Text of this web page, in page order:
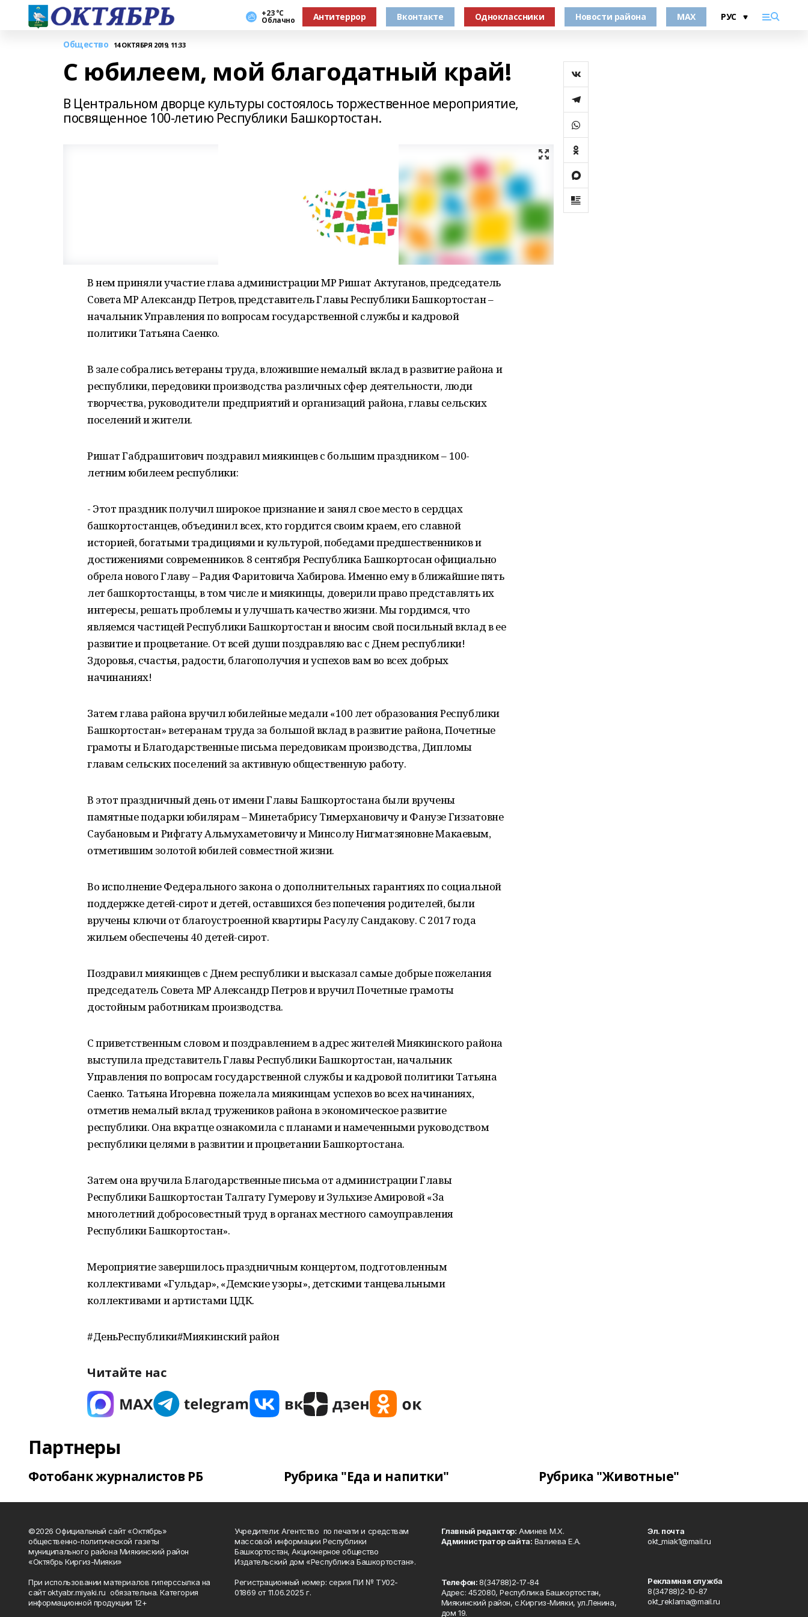
+23 °С
Облачно Антитеррор Вконтакте Одноклассники Новости района MAX
Общество 14 ОКТЯБРЯ 2019, 11:33
С юбилеем, мой благодатный край!
В Центральном дворце культуры состоялось торжественное мероприятие,
посвященное 100-летию Республики Башкортостан.
В нем приняли участие глава администрации МР Ришат Актуганов, председатель
Совета МР Александр Петров, представитель Главы Республики Башкортостан –
начальник Управления по вопросам государственной службы и кадровой
политики Татьяна Саенко.
В зале собрались ветераны труда, вложившие немалый вклад в развитие района и
республики, передовики производства различных сфер деятельности, люди
творчества, руководители предприятий и организаций района, главы сельских
поселений и жители.
Ришат Габдрашитович поздравил миякинцев с большим праздником – 100-
летним юбилеем республики:
- Этот праздник получил широкое признание и занял свое место в сердцах
башкортостанцев, объединил всех, кто гордится своим краем, его славной
историей, богатыми традициями и культурой, победами предшественников и
достижениями современников. 8 сентября Республика Башкортосан официально
обрела нового Главу – Радия Фаритовича Хабирова. Именно ему в ближайшие пять
лет башкортостанцы, в том числе и миякинцы, доверили право представлять их
интересы, решать проблемы и улучшать качество жизни. Мы гордимся, что
являемся частицей Республики Башкортостан и вносим свой посильный вклад в ее
развитие и процветание. От всей души поздравляю вас с Днем республики!
Здоровья, счастья, радости, благополучия и успехов вам во всех добрых
начинаниях!
Затем глава района вручил юбилейные медали «100 лет образования Республики
Башкортостан» ветеранам труда за большой вклад в развитие района, Почетные
грамоты и Благодарственные письма передовикам производства, Дипломы
главам сельских поселений за активную общественную работу.
В этот праздничный день от имени Главы Башкортостана были вручены
памятные подарки юбилярам – Минетабрису Тимерхановичу и Фанузе Гиззатовне
Саубановым и Рифгату Альмухаметовичу и Минсолу Нигматзяновне Макаевым,
отметившим золотой юбилей совместной жизни.
Во исполнение Федерального закона о дополнительных гарантиях по социальной
поддержке детей-сирот и детей, оставшихся без попечения родителей, были
вручены ключи от благоустроенной квартиры Расулу Сандакову. С 2017 года
жильем обеспечены 40 детей-сирот.
Поздравил миякинцев с Днем республики и высказал самые добрые пожелания
председатель Совета МР Александр Петров и вручил Почетные грамоты
достойным работникам производства.
С приветственным словом и поздравлением в адрес жителей Миякинского района
выступила представитель Главы Республики Башкортостан, начальник
Управления по вопросам государственной службы и кадровой политики Татьяна
Саенко. Татьяна Игоревна пожелала миякинцам успехов во всех начинаниях,
отметив немалый вклад тружеников района в экономическое развитие
республики. Она вкратце ознакомила с планами и намеченными руководством
республики целями в развитии и процветании Башкортостана.
Затем она вручила Благодарственные письма от администрации Главы
Республики Башкортостан Талгату Гумерову и Зульхизе Амировой «За
многолетний добросовестный труд в органах местного самоуправления
Республики Башкортостан».
Мероприятие завершилось праздничным концертом, подготовленным
коллективами «Гульдар», «Демские узоры», детскими танцевальными
коллективами и артистами ЦДК.
#ДеньРеспублики#Миякинский район
Читайте нас
Партнеры
Фотобанк журналистов РБ Рубрика "Еда и напитки" Рубрика "Животные"
©2026 Официальный сайт «Октябрь»
общественно-политической газеты
муниципального района Миякинский район
«Октябрь Киргиз-Мияки»
При использовании материалов гиперссылка на
сайт oktyabr.miyaki.ru обязательна. Категория
информационной продукции 12+
Учредители: Агентство по печати и средствам
массовой информации Республики
Башкортостан, Акционерное общество
Издательский дом «Республика Башкортостан».
Регистрационный номер: серия ПИ № ТУ02-
01869 от 11.06.2025 г.
Главный редактор: Аминев М.Х.
Администратор сайта: Валиева Е.А.
Телефон:8(34788)2-17-84
Адрес: 452080, Республика Башкортостан,
Миякинский район, с.Киргиз-Мияки, ул.Ленина,
дом 19.
Эл. почта
okt_miak1@mail.ru
Рекламная служба
8(34788)2-10-87
okt_reklama@mail.ru